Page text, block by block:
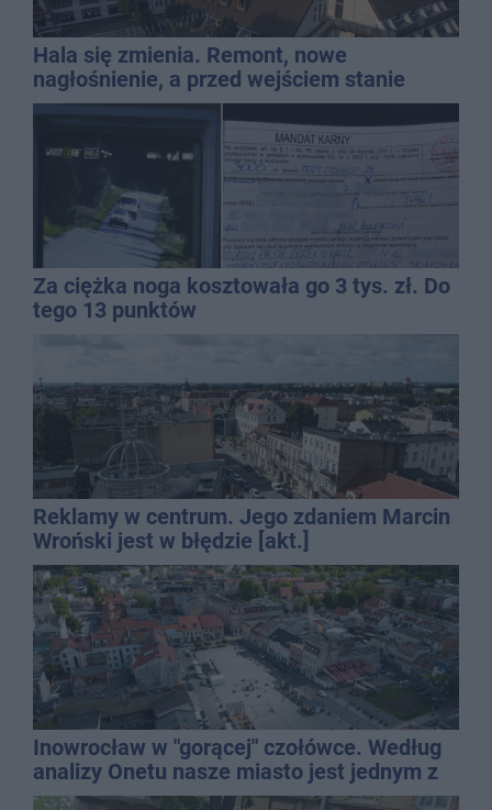
Hala się zmienia. Remont, nowe
nagłośnienie, a przed wejściem stanie
QEMETICA ARENA
Za ciężka noga kosztowała go 3 tys. zł. Do
tego 13 punktów
Reklamy w centrum. Jego zdaniem Marcin
Wroński jest w błędzie [akt.]
Inowrocław w "gorącej" czołówce. Według
analizy Onetu nasze miasto jest jednym z
najbardziej narażonych na upały